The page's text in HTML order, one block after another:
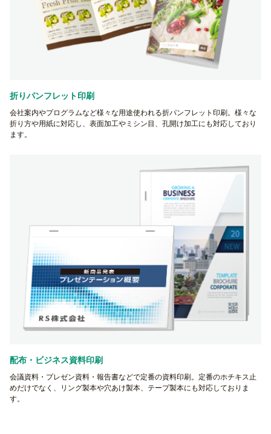
折りパンフレット印刷
会社案内やプログラムなど様々な用途使われる折パンフレット印刷。様々な
折り方や用紙に対応し、表面加工やミシン目、孔開け加工にも対応しており
ます。
配布・ビジネス資料印刷
会議資料・プレゼン資料・報告書などで定番の資料印刷。定番のホチキス止
めだけでなく、リング製本や穴あけ製本、テープ製本にも対応しておりま
す。